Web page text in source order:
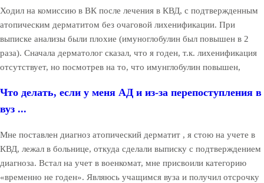
Ходил на комиссию в ВК после лечения в КВД, с подтвержденным
атопическим дерматитом без очаговой лихенификации. При
выписке анализы были плохие (имуноглобулин был повышен в 2
раза). Сначала дерматолог сказал, что я годен, т.к. лихенификация
отсутствует, но посмотрев на то, что имунглобулин повышен,
Что делать, если у меня АД и из-за перепоступления в
вуз ...
Мне поставлен диагноз атопический дерматит , я стою на учете в
КВД, лежал в больнице, откуда сделали выписку с подтверждением
диагноза. Встал на учет в военкомат, мне присвоили категорию
«временно не годен». Являюсь учащимся вуза и получил отсрочку